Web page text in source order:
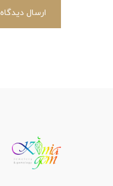
ارسال دیدگاه